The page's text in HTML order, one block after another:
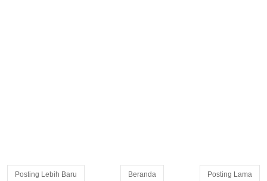
Posting Lebih Baru Posting Lama
Beranda